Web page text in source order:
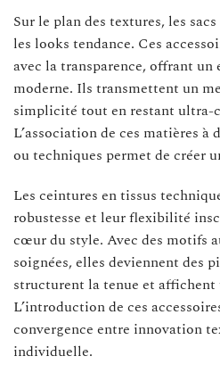
Sur le plan des textures, les
les looks tendance. Ces
avec la transparence, offrant
moderne. Ils transmettent un
simplicité tout en restant ultra-
L’association de ces matières à
ou techniques permet de créer
Les ceintures en tissus
robustesse et leur flexibilité
cœur du style. Avec des motifs
soignées, elles deviennent des
structurent la tenue et
L’introduction de ces
convergence entre innovation
individuelle.